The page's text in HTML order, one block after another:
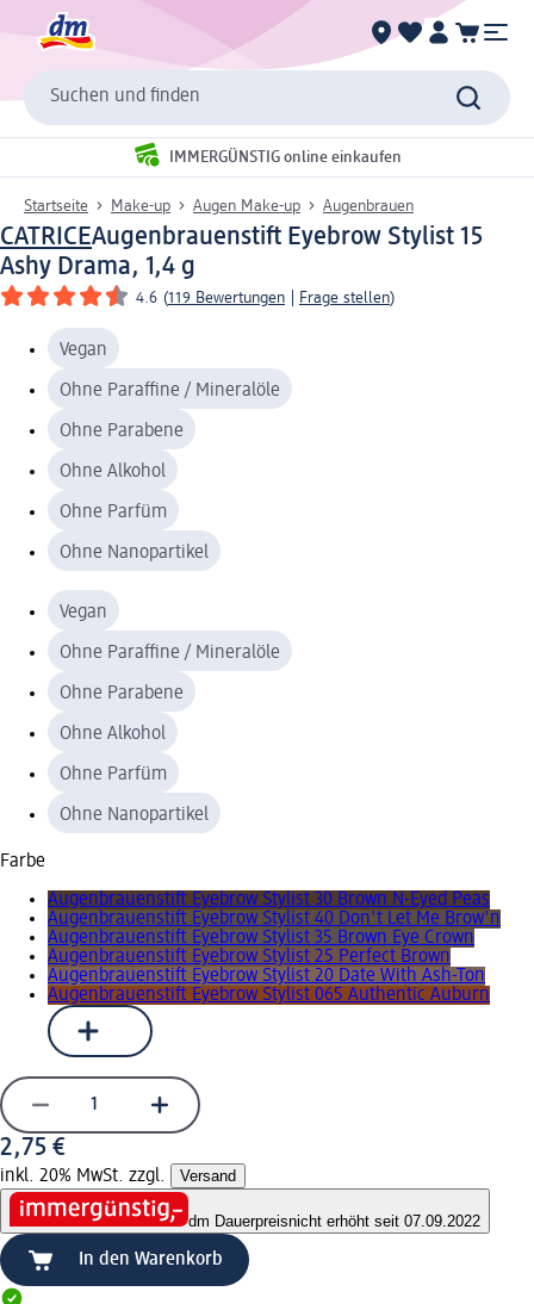
Suchen und finden
IMMERGÜNSTIG online einkaufen
Startseite Make-up Augen Make-up Augenbrauen
CATRICEAugenbrauenstift Eyebrow Stylist 15
Ashy Drama, 1,4 g
4.6 (119 Bewertungen Frage stellen)
Vegan
Ohne Paraffine / Mineralöle
Ohne Parabene
Ohne Alkohol
Ohne Parfüm
Ohne Nanopartikel
Vegan
Ohne Paraffine / Mineralöle
Ohne Parabene
Ohne Alkohol
Ohne Parfüm
Ohne Nanopartikel
Farbe
Augenbrauenstift Eyebrow Stylist 30 Brown N-Eyed Peas
Augenbrauenstift Eyebrow Stylist 40 Don't Let Me Brow'n
Augenbrauenstift Eyebrow Stylist 35 Brown Eye Crown
Augenbrauenstift Eyebrow Stylist 25 Perfect Brown
Augenbrauenstift Eyebrow Stylist 20 Date With Ash-Ton
Augenbrauenstift Eyebrow Stylist 065 Authentic Auburn
2,75 €
inkl. 20% MwSt. zzgl. Versand
dm Dauerpreisnicht erhöht seit 07.09.2022
In den Warenkorb